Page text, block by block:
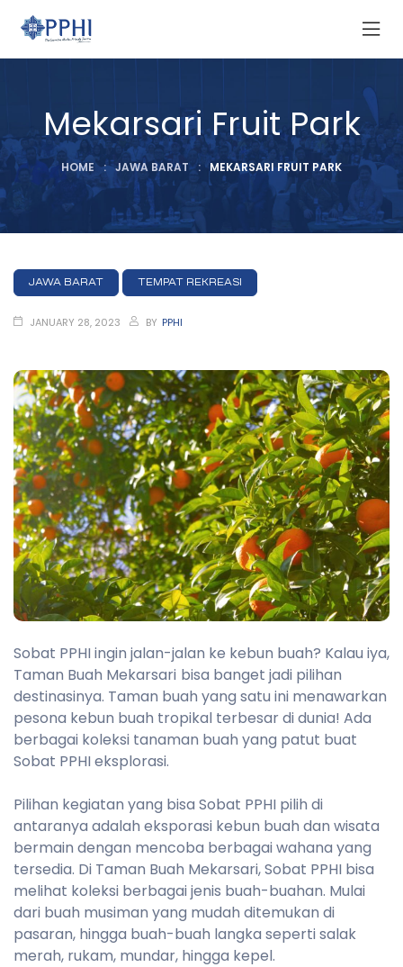
Mekarsari Fruit Park
HOME : JAWA BARAT : MEKARSARI FRUIT PARK
JAWA BARAT TEMPAT REKREASI
JANUARY 28, 2023 BY PPHI
Sobat PPHI ingin jalan-jalan ke kebun buah? Kalau iya,
Taman Buah Mekarsari bisa banget jadi pilihan
destinasinya. Taman buah yang satu ini menawarkan
pesona kebun buah tropikal terbesar di dunia! Ada
berbagai koleksi tanaman buah yang patut buat
Sobat PPHI eksplorasi.
Pilihan kegiatan yang bisa Sobat PPHI pilih di
antaranya adalah eksporasi kebun buah dan wisata
bermain dengan mencoba berbagai wahana yang
tersedia. Di Taman Buah Mekarsari, Sobat PPHI bisa
melihat koleksi berbagai jenis buah-buahan. Mulai
dari buah musiman yang mudah ditemukan di
pasaran, hingga buah-buah langka seperti salak
merah, rukam, mundar, hingga kepel.